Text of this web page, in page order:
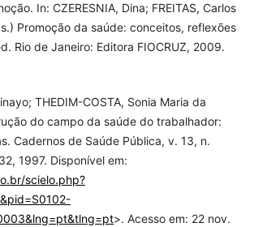
In: CZERESNIA, Dina; FREITAS, Carlos
Promoção da saúde: conceitos, reflexões
Rio de Janeiro: Editora FIOCRUZ, 2009.
THEDIM-COSTA, Sonia Maria da
do campo da saúde do trabalhador:
Cadernos de Saúde Pública, v. 13, n.
1997. Disponível em:
scielo.php?
>. Acesso em: 22 nov.